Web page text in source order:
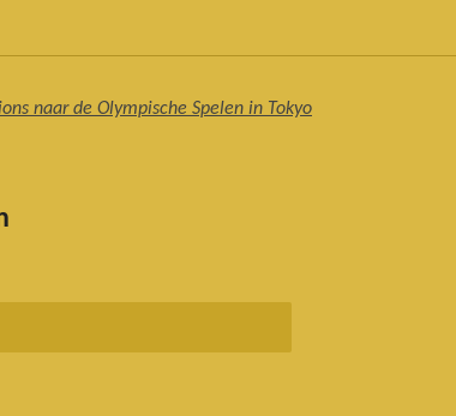
naar de Olympische Spelen in Tokyo